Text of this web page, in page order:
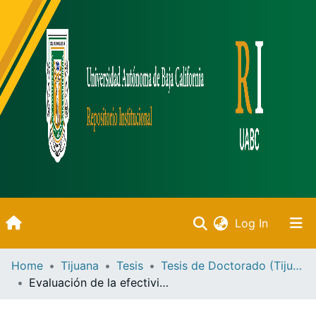
Log In(current)
Inicio
Communities & Collections
Home Tijuana Tesis
Tesis de Doctorado (Tijuana)
Evaluación de la efectividad de nanogeles sensibles a la temperatura y al pH como sistema de liberación de fármacos antiinflamatorios